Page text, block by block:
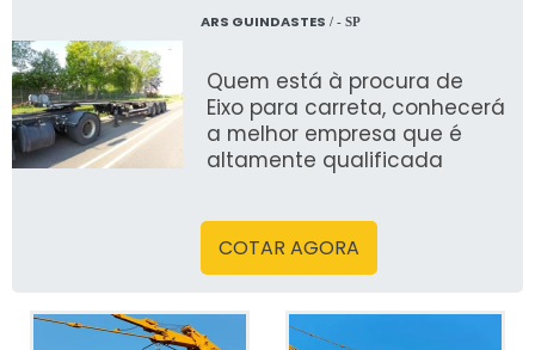
ARS GUINDASTES / - SP
Quem está à procura de
Eixo para carreta, conhecerá
a melhor empresa que é
altamente qualificada
COTAR AGORA